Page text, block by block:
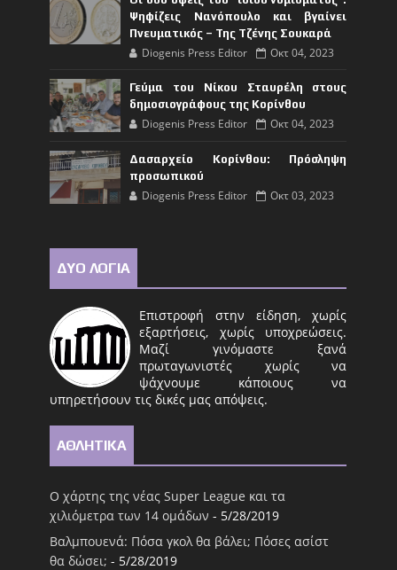
Ψηφίζεις Νανόπουλο και βγαίνει
Πνευματικός – Της Τζένης Σουκαρά
Diogenis Press Editor Οκτ 04, 2023
Γεύμα του Νίκου Σταυρέλη στους
δημοσιογράφους της Κορίνθου
Diogenis Press Editor Οκτ 04, 2023
Δασαρχείο Κορίνθου: Πρόσληψη
προσωπικού
Diogenis Press Editor Οκτ 03, 2023
ΔΥΟ ΛΟΓΙΑ
Επιστροφή στην είδηση, χωρίς
εξαρτήσεις, χωρίς υποχρεώσεις.
Μαζί γινόμαστε ξανά
πρωταγωνιστές χωρίς να
ψάχνουμε κάποιους να
υπηρετήσουν τις δικές μας απόψεις.
ΑΘΛΗΤΙΚΑ
Ο χάρτης της νέας Super League και τα
χιλιόμετρα των 14 ομάδων - 5/28/2019
Βαλμπουενά: Πόσα γκολ θα βάλει; Πόσες ασίστ
θα δώσει; - 5/28/2019